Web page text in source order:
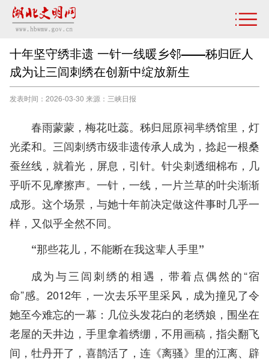
十年坚守绣非遗 一针一线暖乡邻——秭归匠人
成为让三闾刺绣在创新中绽放新生
发表时间：2026-03-30 来源：三峡日报
春雨蒙蒙，梅花吐蕊。秭归屈原祠芈绣馆里，灯
光柔和。三闾刺绣市级非遗传承人成为，捻起一根桑
蚕丝线，就着光，屏息，引针。针尖刺透细棉布，几
乎听不见摩擦声。一针，一线，一片兰草的叶尖渐渐
成形。这个场景，与她十年前决定做这件事时几乎一
样，又似乎全然不同。
“那些花儿，不能断在我这辈人手里”
成为与三闾刺绣的相遇，带着点偶然的“宿
命”感。2012年，一次去乐平里采风，成为撞见了令
她至今难忘的一幕：几位头发花白的老绣娘，围坐在
老屋的天井边，手里拿着绣绷，不用画稿，指尖翻飞
间，牡丹开了，喜鹊活了，连《离骚》里的江离、辟